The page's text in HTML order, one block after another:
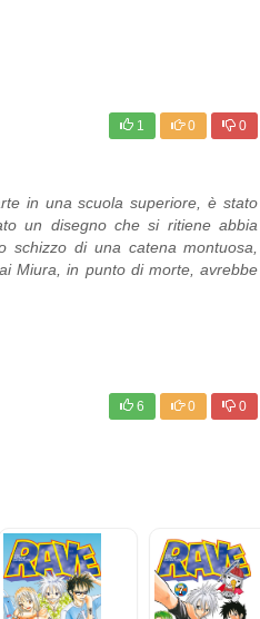
1 0 0
in una scuola superiore, è stato
un disegno che si ritiene abbia
di una catena montuosa,
Miura, in punto di morte, avrebbe
6 0 0